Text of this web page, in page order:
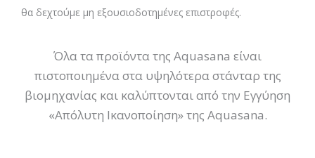
θα δεχτούμε μη εξουσιοδοτημένες επιστροφές.
Όλα τα προϊόντα της Aquasana είναι
πιστοποιημένα στα υψηλότερα στάνταρ της
βιομηχανίας και καλύπτονται από την Εγγύηση
«Απόλυτη Ικανοποίηση» της Aquasana.